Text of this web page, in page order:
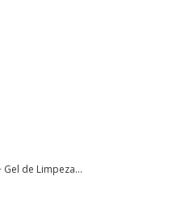
de Limpeza...